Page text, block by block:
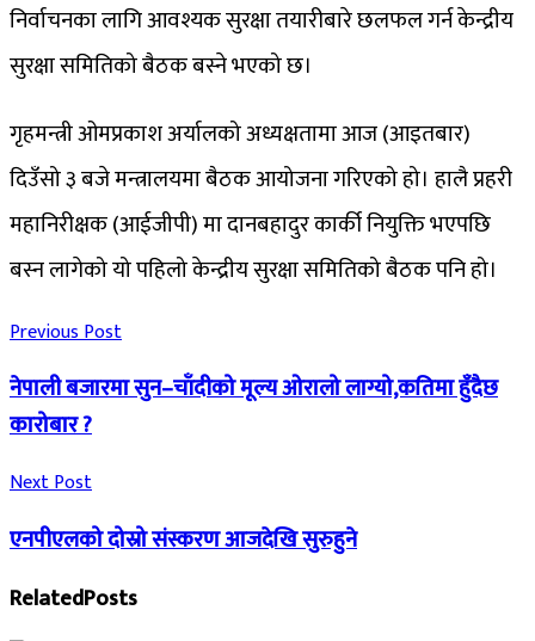
निर्वाचनका लागि आवश्यक सुरक्षा तयारीबारे छलफल गर्न केन्द्रीय
सुरक्षा समितिको बैठक बस्ने भएको छ।
गृहमन्त्री ओमप्रकाश अर्यालको अध्यक्षतामा आज (आइतबार)
दिउँसो ३ बजे मन्त्रालयमा बैठक आयोजना गरिएको हो। हालै प्रहरी
महानिरीक्षक (आईजीपी) मा दानबहादुर कार्की नियुक्ति भएपछि
बस्न लागेको यो पहिलो केन्द्रीय सुरक्षा समितिको बैठक पनि हो।
Previous Post
नेपाली बजारमा सुन–चाँदीको मूल्य ओरालो लाग्यो,कतिमा हुँदैछ
कारोबार ?
Next Post
एनपीएलको दोस्रो संस्करण आजदेखि सुरुहुने
RelatedPosts